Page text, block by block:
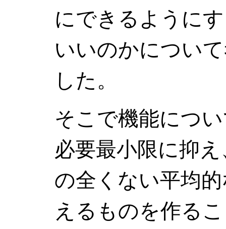
にできるように
いいのかについ
した。
そこで機能につ
必要最小限に抑
の全くない平均
えるものを作る